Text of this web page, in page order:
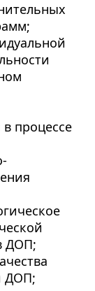
процессе
ДОП;
ДОП;